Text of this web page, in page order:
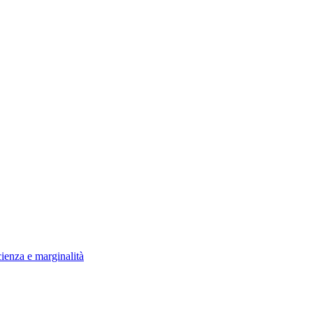
e marginalità